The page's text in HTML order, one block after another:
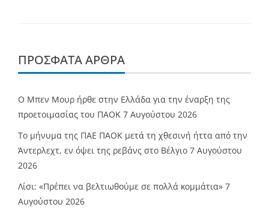
ΠΡΌΣΦΑΤΑ ΆΡΘΡΑ
O Mπεν Μουρ ήρθε στην Ελλάδα για την έναρξη της
προετοιμασίας του ΠΑΟΚ 7 Αυγούστου 2026
Το μήνυμα της ΠΑΕ ΠΑΟΚ μετά τη χθεσινή ήττα από την
Άντερλεχτ, εν όψει της ρεβάνς στο Βέλγιο 7 Αυγούστου
2026
Λίσι: «Πρέπει να βελτιωθούμε σε πολλά κομμάτια» 7
Αυγούστου 2026